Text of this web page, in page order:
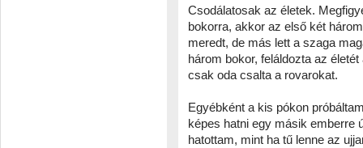
Csodálatosak az életek.
bokorra, akkor az első két
meredt, de más lett a szaga
három bokor, feláldozta az
csak oda csalta a rovarokat.
Egyébként a kis pókon
képes hatni egy másik emberre
hatottam, mint ha tű lenne az